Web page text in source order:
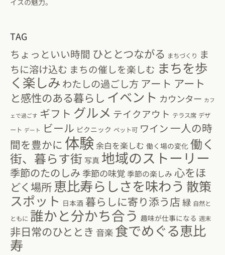
イスの魅力。
TAG
ちょっといい時間 ひととつながる まちづくり ま
ちに溶け込む まちの催しを楽しむ まちを歩
く楽しみ わたしの過ごし方 アート アート
と感性のある暮らし イベント カウンター カフ
ェで過ごす ギフト グルメ テイクアウト テラス席 デザ
ート デート ビール ピクニック ペット可 ワイン 一人の時
間を豊かに 体験 余白を楽しむ 働く場の変化 働く
街、暮らす街 写真 地域のストーリー
季節のたのしみ 季節の味覚季節の楽しみ 心をほ
どく場所恵比寿らしさを味わう 散策
スポット 日本酒 暮らしに寄り添う店 緑 自然と
ともに 誰かと分かち合う 趣味が仕事になる 週末
非日常のひととき 音楽 食でめぐる恵比
寿